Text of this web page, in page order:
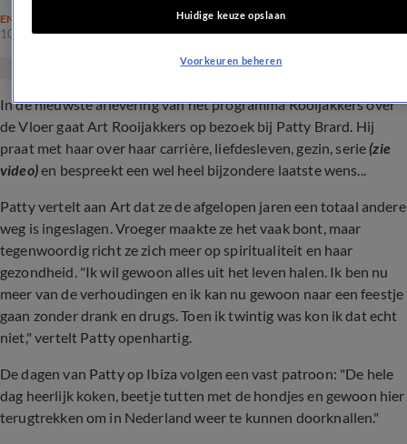
ENTERTAINMENT
10 juni 2024, 15:08
In de nieuwste aflevering van het programma Rooijakkers over
de Vloer gaat Art Rooijakkers op bezoek bij Patty Brard. Hij
praat met haar over haar carrière, liefdesleven, gezin, serie(zie
video)en bespreekt een wel heel bijzondere laatste wens...
Patty vertelt aan Art dat ze de afgelopen jaren een totaal andere
weg is ingeslagen. Vroeger maakte ze het vaak bont, maar
tegenwoordig richt ze zich meer op spiritualiteit en haar
gezondheid. "Ik wil gewoon alles uit het leven halen. Ik ben nu
meer van de verhoudingen en ik kan nu gewoon naar een feestje
gaan zonder drank en drugs. Toen ik twintig was kon ik dat echt
niet," vertelt Patty openhartig.
De dagen van Patty op Ibiza volgen een vast patroon: "De hele
dag heerlijk koken, beetje tutten met de hondjes en gewoon hier
terugtrekken om in Nederland weer te kunnen doorknallen."
Huidige keuze opslaan
Voorkeuren beheren